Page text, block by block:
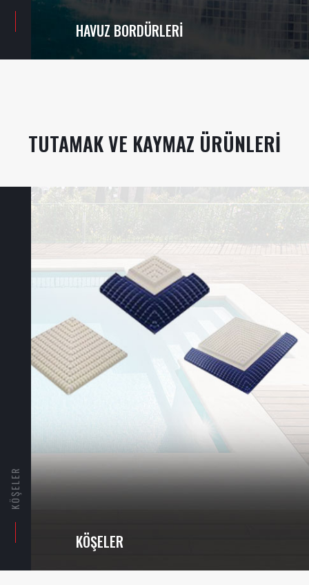
HAVUZ BORDÜRLERI
TUTAMAK VE KAYMAZ ÜRÜNLERI
KÖŞELER
KÖŞELER